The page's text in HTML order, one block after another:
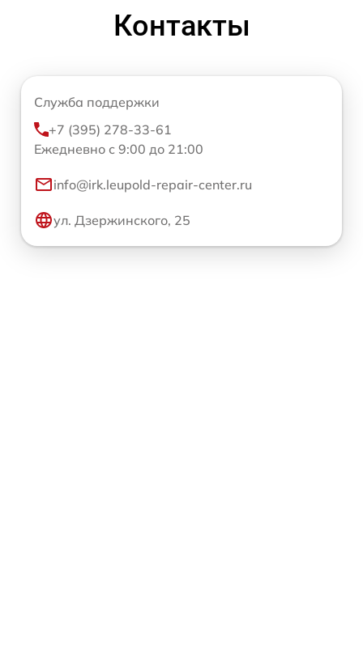
Контакты
Служба поддержки
+7 (395) 278-33-61
Ежедневно с 9:00 до 21:00
info@irk.leupold-repair-center.ru
ул. Дзержинского, 25